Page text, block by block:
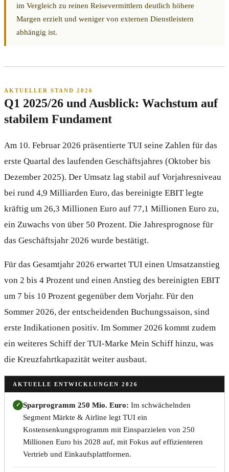
im Vergleich zu reinen Reisevermittlern deutlich höhere
Margen erzielt und weniger von externen Dienstleistern
abhängig ist.
AKTUELLER STAND 2026
Q1 2025/26 und Ausblick: Wachstum auf
stabilem Fundament
Am 10. Februar 2026 präsentierte TUI seine Zahlen für das
erste Quartal des laufenden Geschäftsjahres (Oktober bis
Dezember 2025). Der Umsatz lag stabil auf Vorjahresniveau
bei rund 4,9 Milliarden Euro, das bereinigte EBIT legte
kräftig um 26,3 Millionen Euro auf 77,1 Millionen Euro zu,
ein Zuwachs von über 50 Prozent. Die Jahresprognose für
das Geschäftsjahr 2026 wurde bestätigt.
Für das Gesamtjahr 2026 erwartet TUI einen Umsatzanstieg
von 2 bis 4 Prozent und einen Anstieg des bereinigten EBIT
um 7 bis 10 Prozent gegenüber dem Vorjahr. Für den
Sommer 2026, der entscheidenden Buchungssaison, sind
erste Indikationen positiv. Im Sommer 2026 kommt zudem
ein weiteres Schiff der TUI-Marke Mein Schiff hinzu, was
die Kreuzfahrtkapazität weiter ausbaut.
AKTUELLE ENTWICKLUNGEN 2026
✓ Sparprogramm 250 Mio. Euro: Im schwächelnden
Segment Märkte & Airline legt TUI ein
Kostensenkungsprogramm mit Einsparzielen von 250
Millionen Euro bis 2028 auf, mit Fokus auf effizienteren
Vertrieb und Einkaufsplattformen.